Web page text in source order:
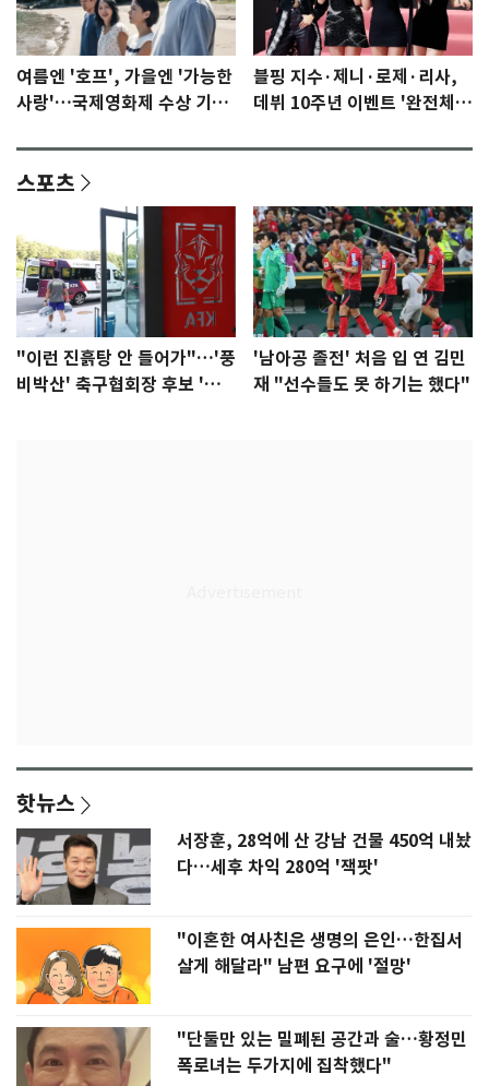
여름엔 '호프', 가을엔 '가능한
사랑'…국제영화제 수상 기대
블핑 지수·제니·로제·리사,
데뷔 10주년 이벤트 '완전체'
스포츠
"이런 진흙탕 안 들어가"…'풍
비박산' 축구협회장 후보 '실
'남아공 졸전' 처음 입 연 김민
재 "선수들도 못 하기는 했다"
핫뉴스
서장훈, 28억에 산 강남 건물 450억 내놨
다…세후 차익 280억 '잭팟'
"이혼한 여사친은 생명의 은인…한집서
살게 해달라" 남편 요구에 '절망'
"단둘만 있는 밀폐된 공간과 술…황정민
폭로녀는 두가지에 집착했다"